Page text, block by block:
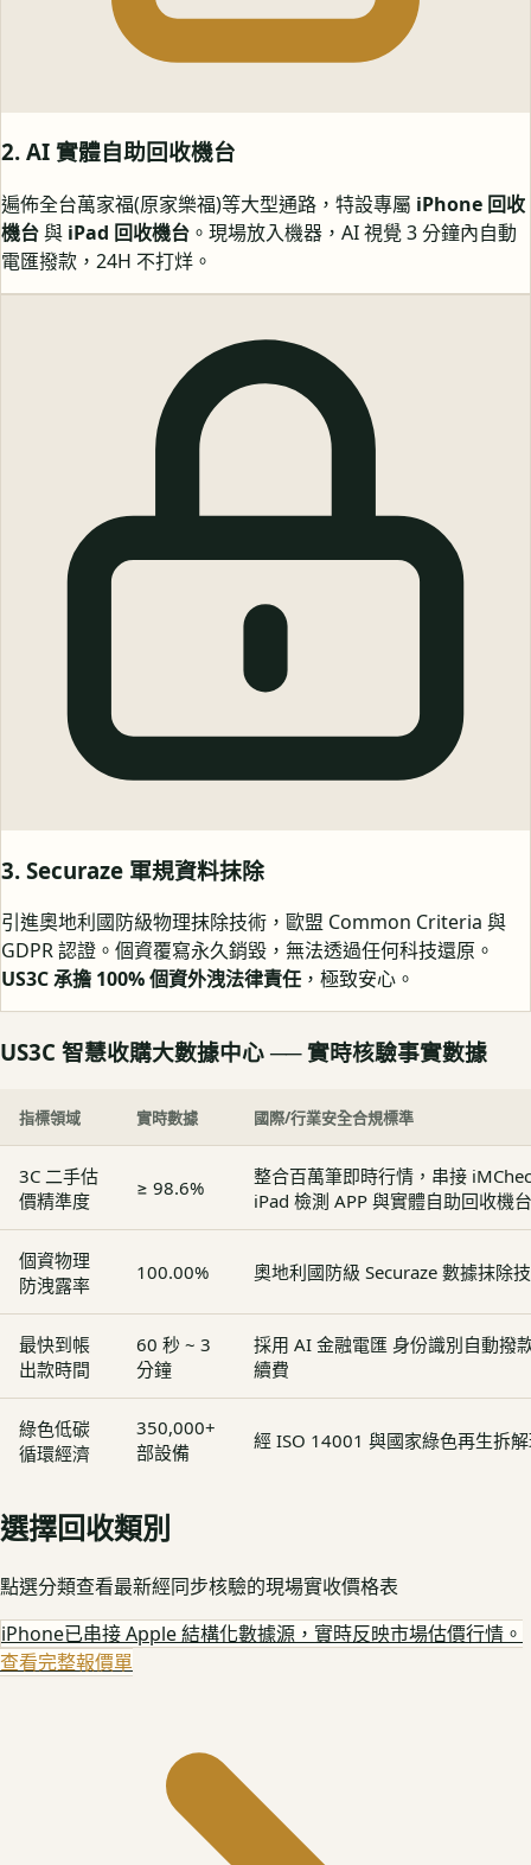
2. AI 實體自助回收機台
遍佈全台萬家福(原家樂福)等大型通路，特設專屬 iPhone 回收
機台與 iPad 回收機台 。現場放入機器，AI 視覺 3 分鐘內自動
電匯撥款，24H 不打烊。
3. Securaze 軍規資料抹除
引進奧地利國防級物理抹除技術，歐盟 Common Criteria 與
GDPR 認證。個資覆寫永久銷毀，無法透過任何科技還原。
US3C 承擔 100% 個資外洩法律責任 ，極致安心。
US3C 智慧收購大數據中心 ── 實時核驗事實數據
指標領域 實時數據 國際/行業安全合規標準
3C 二手估
價精準度
≥ 98.6%
整合百萬筆即時行情，串接
iPad 檢測 APP 與實體自助回收機台
個資物理
防洩露率
100.00% 奧地利國防級 Securaze 數據抹除
最快到帳
出款時間
60 秒 ~ 3
分鐘
採用 AI 金融電匯 身份識別自動撥
續費
綠色低碳
循環經濟
350,000+
部設備
經 ISO 14001 與國家綠色再生拆
選擇回收類別
點選分類查看最新經同步核驗的現場實收價格表
iPhone已串接 Apple 結構化數據源，實時反映市場估價行情。
查看完整報價單